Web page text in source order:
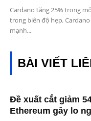
Cardano tăng 25% trong
trong biên độ hẹp,
mạnh...
BÀI VIẾT
Đề xuất cắt giảm
Ethereum gây lo